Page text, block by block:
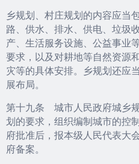
乡规划、村庄规划的内容应当
路、供水、排水、供电、垃圾
产、生活服务设施、公益事业
要求，以及对耕地等自然资源
灾等的具体安排。乡规划还应
展布局。
第十九条 城市人民政府城乡
划的要求，组织编制城市的控
府批准后，报本级人民代表大
府备案。